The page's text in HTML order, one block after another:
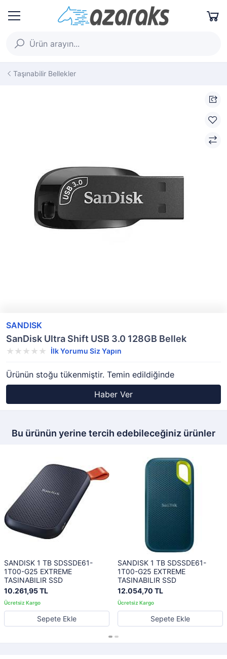
Taşınabilir Bellekler
SANDISK
SanDisk Ultra Shift USB 3.0 128GB Bellek
İlk Yorumu Siz Yapın
Ürünün stoğu tükenmiştir. Temin edildiğinde
Haber Ver
Bu ürünün yerine tercih edebileceğiniz ürünler
SANDISK 1 TB SDSSDE61-
1T00-G25 EXTREME
TASINABILIR SSD
10.261,95 TL
Sepete Ekle
SANDISK 1 TB SDSSDE61-
1T00-G25 EXTREME
TASINABILIR SSD
12.054,70 TL
Sepete Ekle